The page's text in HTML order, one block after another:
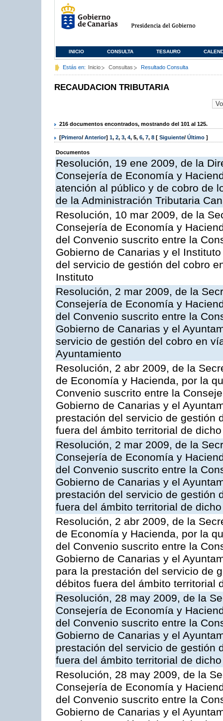
INICIO CONSULTA TESAURO
Estás en: Inicio Consultas Resultado Consulta
RECAUDACION TRIBUTARIA
216 documentos encontrados, mostrando del 101 al 125.
[Primero/ Anterior] 1, 2, 3, 4, 5, 6, 7, 8 [ Siguiente/ Último ]
Documentos
Resolución, 19 ene 2009, de la
Consejería de Economía y
atención al público y de cobro de
de la Administración Tributaria
Resolución, 10 mar 2009, de la
Consejería de Economía y
del Convenio suscrito entre la
Gobierno de Canarias y el
del servicio de gestión del cobro
Instituto
Resolución, 2 mar 2009, de la
Consejería de Economía y
del Convenio suscrito entre la
Gobierno de Canarias y el
servicio de gestión del cobro en
Ayuntamiento
Resolución, 2 abr 2009, de la
de Economía y Hacienda, por la
Convenio suscrito entre la
Gobierno de Canarias y el
prestación del servicio de gestión
fuera del ámbito territorial de
Resolución, 2 mar 2009, de la
Consejería de Economía y
del Convenio suscrito entre la
Gobierno de Canarias y el
prestación del servicio de gestión
fuera del ámbito territorial de
Resolución, 2 abr 2009, de la
de Economía y Hacienda, por la
del Convenio suscrito entre la
Gobierno de Canarias y el
para la prestación del servicio de
débitos fuera del ámbito territorial
Resolución, 28 may 2009, de la
Consejería de Economía y
del Convenio suscrito entre la
Gobierno de Canarias y el
prestación del servicio de gestión
fuera del ámbito territorial de
Resolución, 28 may 2009, de la
Consejería de Economía y
del Convenio suscrito entre la
Gobierno de Canarias y el